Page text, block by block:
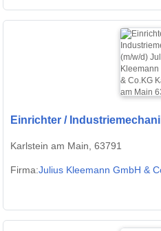
Einrichter /
Karlstein am Main, 63791
Firma:Julius Kleemann GmbH &